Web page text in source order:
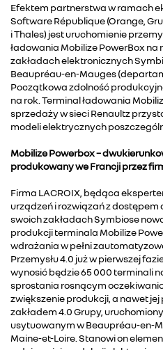
Efektem partnerstwa w ramach
Software République (Orange,
i Thales) jest uruchomienie
ładowania Mobilize PowerBox na
zakładach elektronicznych
Beaupréau-en-Mauges
Początkowa zdolność
na rok. Terminal ładowania
sprzedaży w sieci Renaultz
modeli elektrycznych
Mobilize Powerbox –
produkowany we Francji przez
Firma LACROIX, będąca
urządzeń i rozwiązań z dostępem
swoich zakładach Symbiose
produkcji terminala Mobilize
wdrażania w pełni
Przemysłu 4.0 już w pierwszej
wynosić będzie 65 000 terminali
sprostania rosnącym
zwiększenie produkcji, a nawet jej
zakładem 4.0 Grupy,
usytuowanym w Beaupréau-en-
Maine-et-Loire. Stanowi on